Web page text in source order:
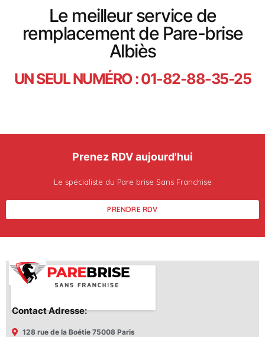
Le meilleur service de
remplacement de Pare-brise
Albiès
UN SEUL NUMÉRO : 01-82-88-35-25
Prenez RDV aujourd'hui
Le spécialiste du Pare brise Sans Franchise
PRENDRE RDV
Contact Adresse:
128 rue de la Boétie 75008 Paris